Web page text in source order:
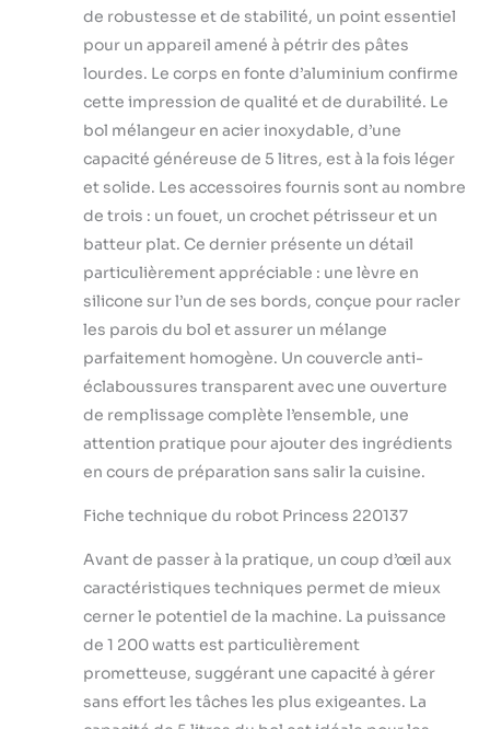
de préparation choisi. Macarons
croustillants et crémeux à la fois,
mousses légères et aériennes Tout
vous résussira ! Ses accessoires en
inox et/ou téflon, son moteur en
cuivre et son chassis en aluminium
sont très résistants, pour une
longévité prolongée. Les pièces
amovibles passent au lave-vaisselle
pour un nettoyage facile.
de robustesse et de stabilité, un point essentiel
pour un appareil amené à pétrir des pâtes
lourdes. Le corps en fonte d’aluminium confirme
cette impression de qualité et de durabilité. Le
bol mélangeur en acier inoxydable, d’une
capacité généreuse de 5 litres, est à la fois léger
et solide. Les accessoires fournis sont au nombre
de trois : un fouet, un crochet pétrisseur et un
batteur plat. Ce dernier présente un détail
particulièrement appréciable : une lèvre en
silicone sur l’un de ses bords, conçue pour racler
les parois du bol et assurer un mélange
parfaitement homogène. Un couvercle anti-
éclaboussures transparent avec une ouverture
de remplissage complète l’ensemble, une
attention pratique pour ajouter des ingrédients
en cours de préparation sans salir la cuisine.
Fiche technique du robot Princess 220137
Avant de passer à la pratique, un coup d’œil aux
caractéristiques techniques permet de mieux
cerner le potentiel de la machine. La puissance
de 1 200 watts est particulièrement
prometteuse, suggérant une capacité à gérer
sans effort les tâches les plus exigeantes. La